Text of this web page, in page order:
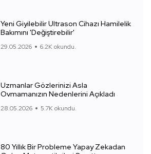
Yeni Giyilebilir Ultrason Cihazı Hamilelik
Bakımını 'Değiştirebilir'
29.05.2026 6.2K okundu.
Uzmanlar Gözlerinizi Asla
Ovmamanızın Nedenlerini Açıkladı
28.05.2026 5.7K okundu.
80 Yıllık Bir Probleme Yapay Zekadan